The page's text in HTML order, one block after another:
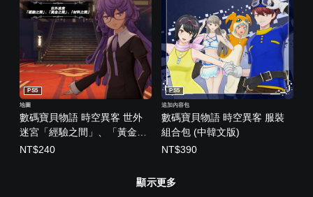
數碼寶貝物語 時空異客 世外
迷宮「經驗之間」、「黃金之
間」、「材料之間」 (中韓文
PS5
地圖
NT$240
數碼寶貝物語 時空異客 服裝
組合包 (中韓文版)
PS5
追加內容包
NT$390
顯示更多